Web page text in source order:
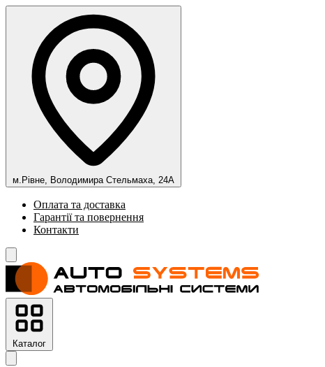
м.Рівне, Володимира Стельмаха, 24А
Оплата та доставка
Гарантії та повернення
Контакти
Каталог